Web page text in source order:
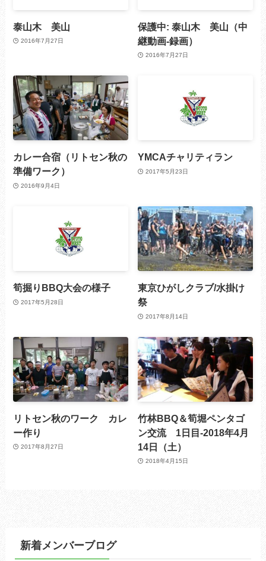
泰山木 美山
2016年7月27日
保護中: 泰山木 美山（中
継動画-録画）
2016年7月27日
カレー合宿（リトセン秋の
準備ワーク）
2016年9月4日
YMCAチャリティラン
2017年5月23日
筍掘りBBQ大会の様子
2017年5月28日
東京ひがしクラブ/水掛け
祭
2017年8月14日
リトセン秋のワーク カレ
ー作り
2017年8月27日
竹林BBQ＆筍堀ペンタゴ
ン交流 1日目-2018年4月
14日（土）
2018年4月15日
新着メンバーブログ